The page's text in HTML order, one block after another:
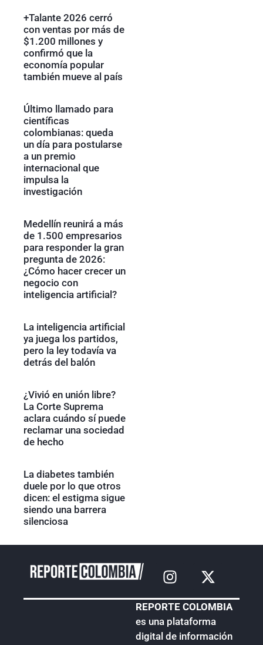
+Talante 2026 cerró
con ventas por más de
$1.200 millones y
confirmó que la
economía popular
también mueve al país
Último llamado para
científicas
colombianas: queda
un día para postularse
a un premio
internacional que
impulsa la
investigación
Medellín reunirá a más
de 1.500 empresarios
para responder la gran
pregunta de 2026:
¿Cómo hacer crecer un
negocio con
inteligencia artificial?
La inteligencia artificial
ya juega los partidos,
pero la ley todavía va
detrás del balón
¿Vivió en unión libre?
La Corte Suprema
aclara cuándo sí puede
reclamar una sociedad
de hecho
La diabetes también
duele por lo que otros
dicen: el estigma sigue
siendo una barrera
silenciosa
REPORTE COLOMBIA
es una plataforma
digital de información